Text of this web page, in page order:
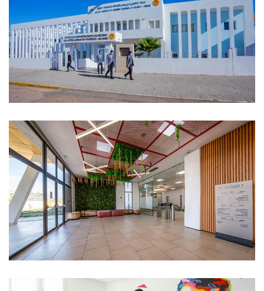
مركز التكوين في مهن الفندقة
والسياحة بالعنق - الدار البيضاء